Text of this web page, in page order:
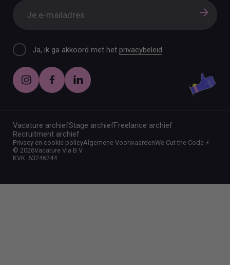
Ja, ik ga akkoord met hetprivacybeleid
Vacature archiefStage archiefFreelance archief
Recruitment archief
©2026Vacature Via B.V.
KVK: 63246244
Privacy en cookie policyAlgemene VoorwaardenWe Cut the Code ⚡️